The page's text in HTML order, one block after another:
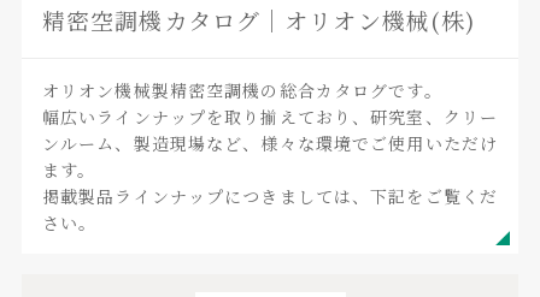
精密空調機カタログ｜オリオン機械(株)
オリオン機械製精密空調機の総合カタログです。
幅広いラインナップを取り揃えており、研究室、クリー
ンルーム、製造現場など、様々な環境でご使用いただけ
ます。
掲載製品ラインナップにつきましては、下記をご覧くだ
さい。